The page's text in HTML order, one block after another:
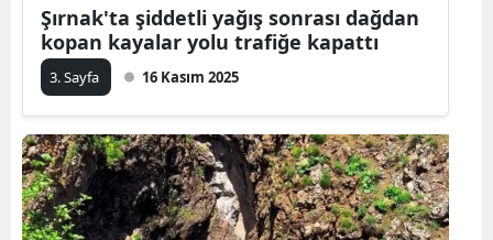
Şırnak'ta şiddetli yağış sonrası dağdan
kopan kayalar yolu trafiğe kapattı
3. Sayfa 16 Kasım 2025